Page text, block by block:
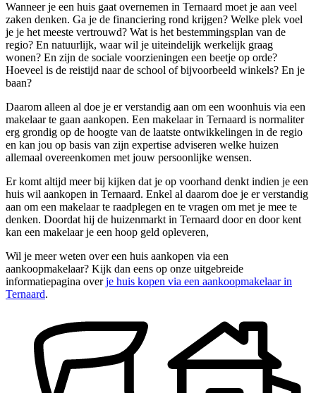
Wanneer je een huis gaat overnemen in Ternaard moet je aan veel
zaken denken. Ga je de financiering rond krijgen? Welke plek voel
je je het meeste vertrouwd? Wat is het bestemmingsplan van de
regio? En natuurlijk, waar wil je uiteindelijk werkelijk graag
wonen? En zijn de sociale voorzieningen een beetje op orde?
Hoeveel is de reistijd naar de school of bijvoorbeeld winkels? En je
baan?
Daarom alleen al doe je er verstandig aan om een woonhuis via een
makelaar te gaan aankopen. Een makelaar in Ternaard is normaliter
erg grondig op de hoogte van de laatste ontwikkelingen in de regio
en kan jou op basis van zijn expertise adviseren welke huizen
allemaal overeenkomen met jouw persoonlijke wensen.
Er komt altijd meer bij kijken dat je op voorhand denkt indien je een
huis wil aankopen in Ternaard. Enkel al daarom doe je er verstandig
aan om een makelaar te raadplegen en te vragen om met je mee te
denken. Doordat hij de huizenmarkt in Ternaard door en door kent
kan een makelaar je een hoop geld opleveren,
Wil je meer weten over een huis aankopen via een
aankoopmakelaar? Kijk dan eens op onze uitgebreide
informatiepagina overje huis kopen via een aankoopmakelaar in
Ternaard.